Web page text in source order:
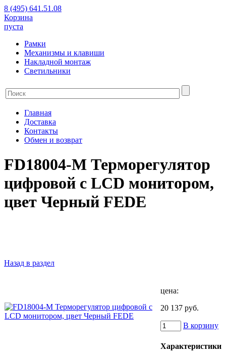
8 (495) 641.51.08
Корзина
пуста
Рамки
Механизмы и клавиши
Накладной монтаж
Светильники
Главная
Доставка
Контакты
Обмен и возврат
FD18004-M Терморегулятор
цифровой с LCD монитором,
цвет Черный FEDE
Назад в раздел
цена:
20 137 руб.
В корзину
Характеристики